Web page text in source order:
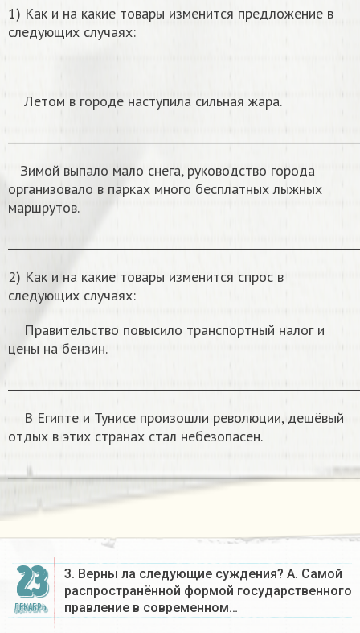
1) Как и на какие товары изменится предложение в
следующих случаях:
Летом в городе наступила сильная жара.
Зимой выпало мало снега, руководство города
организовало в парках много бесплатных лыжных
маршрутов.
2) Как и на какие товары изменится спрос в
следующих случаях:
Правительство повысило транспортный налог и
цены на бензин.
В Египте и Тунисе произошли революции, дешёвый
отдых в этих странах стал небезопасен.
23
ДЕКАБРЬ
3. Верны ла следующие суждения? А. Самой
распространённой формой государственного
правление в современном…